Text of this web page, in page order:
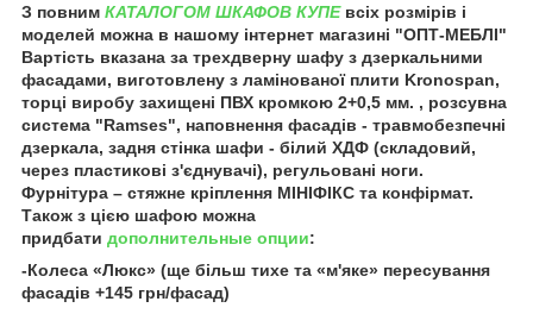
З повним КАТАЛОГОМ ШКАФОВ КУПЕвсіх розмірів і
моделей можна в нашому інтернет магазині "ОПТ-МЕБЛІ"
Вартість вказана за трехдверну шафу з дзеркальними
фасадами, виготовлену з ламінованої плити Kronospan,
торці виробу захищені ПВХ кромкою 2+0,5 мм. , розсувна
система "Ramses", наповнення фасадів - травмобезпечні
дзеркала, задня стінка шафи - білий ХДФ (складовий,
через пластикові з'єднувачі), регульовані ноги.
Фурнітура – ​​стяжне кріплення МІНІФІКС та конфірмат.
Також з цією шафою можна
придбати дополнительные опции:
-Колеса «Люкс» (ще більш тихе та «м'яке» пересування
фасадів +145 грн/фасад)